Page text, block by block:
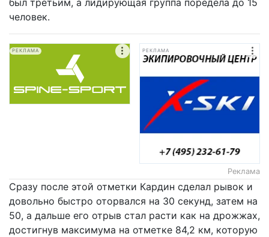
человек.
РЕКЛАМА РЕКЛАМА
Реклама
Сразу после этой отметки Кардин сделал рывок и
довольно быстро оторвался на 30 секунд, затем на
50, а дальше его отрыв стал расти как на дрожжах,
достигнув максимума на отметке 84,2 км, которую